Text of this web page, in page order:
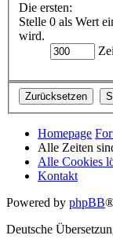
Die ersten:
Stelle 0 als Wert
wird.
Homepage
Alle Zeiten
Alle Cookies
Kontakt
Powered by phpBB
Deutsche